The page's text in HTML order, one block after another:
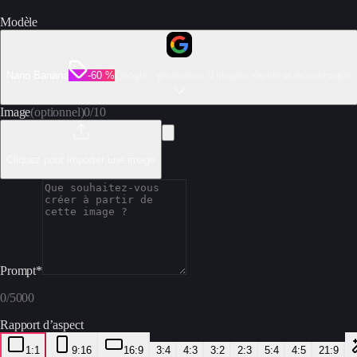
Modèle
-60 %
Image(optionnel)0/10
Prompt*
0/5000
Rapport d’aspect
1:1 9:16 16:9 3:4 4:3 3:2 2:3 5:4 4:5 21:9